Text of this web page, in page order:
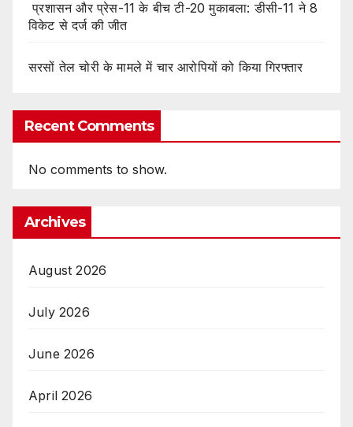
प्रशासन और प्रेस-11 के बीच टी-20 मुकाबला: डीसी-11 ने 8
विकेट से दर्ज की जीत
सरसों तेल चोरी के मामले में चार आरोपियों को किया गिरफ्तार
Recent Comments
No comments to show.
Archives
August 2026
July 2026
June 2026
April 2026